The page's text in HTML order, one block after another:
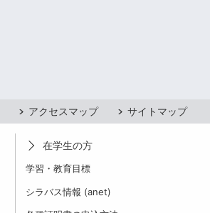
サイトマップ
アクセスマップ
在学生の方
学習・教育目標
シラバス情報 (anet)